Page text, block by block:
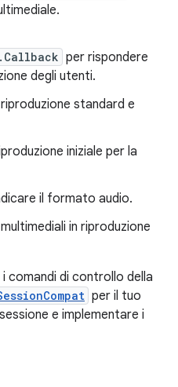
per rispondere
degli utenti.
standard e
iniziale per la
il formato audio.
in riproduzione
comandi di controllo della
per il tuo
e implementare i